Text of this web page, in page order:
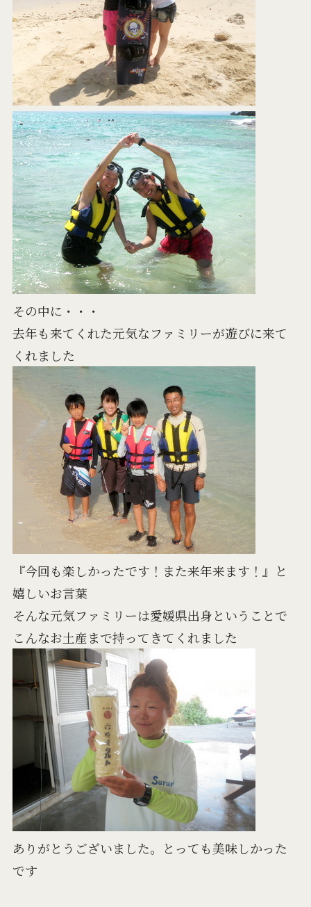
その中に・・・
去年も来てくれた元気なファミリーが遊びに来て
くれました
『今回も楽しかったです！また来年来ます！』と
嬉しいお言葉
そんな元気ファミリーは愛媛県出身ということで
こんなお土産まで持ってきてくれました
ありがとうございました。とっても美味しかった
です